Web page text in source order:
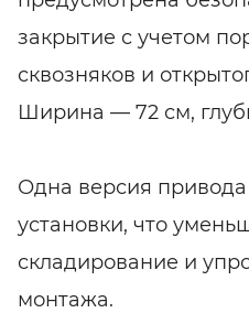
закрытие с учетом
сквозняков и
Ширина — 72 см,
Одна версия
установки, что
складирование и
монтажа.